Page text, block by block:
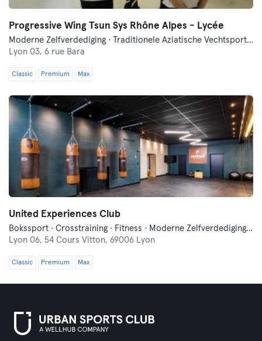
Progressive Wing Tsun Sys Rhône Alpes - Lycée
Moderne Zelfverdediging · Traditionele Aziatische Vechtsporten
Lyon 03, 6 rue Bara
Classic Premium Max
United Experiences Club
Bokssport · Crosstraining · Fitness · Moderne Zelfverdediging · Traditionele Aziatische Vechtsporten · Yoga
Lyon 06, 54 Cours Vitton, 69006 Lyon
Classic Premium Max